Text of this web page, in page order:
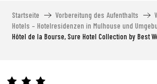
contenu
Startseite Vorbereitung des Aufenthalts
Hotels – Hotelresidenzen in Mulhouse und
Hôtel de la Bourse, Sure Hotel Collection by Best